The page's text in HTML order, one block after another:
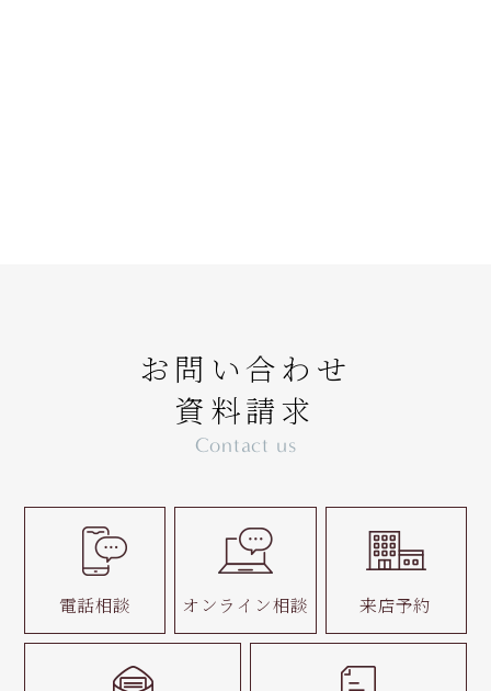
お問い合わせ
資料請求
Contact us
電話相談 オンライン相談 来店予約